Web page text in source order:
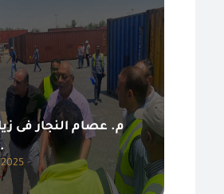
م. عصام النجار فى
2025